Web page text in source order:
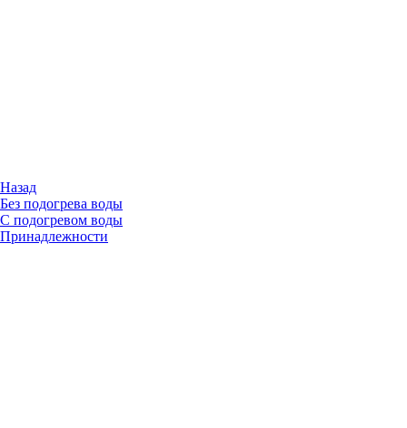
Назад
Без подогрева воды
С подогревом воды
Принадлежности